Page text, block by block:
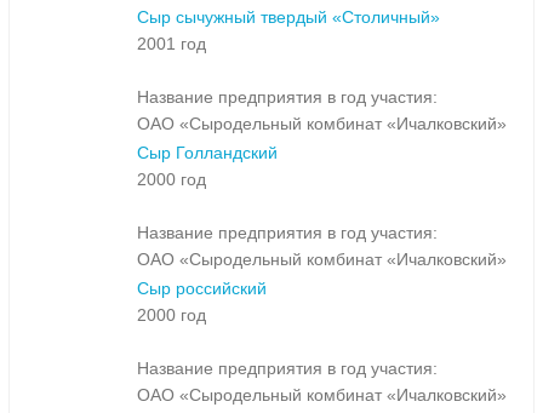
Сыр сычужный твердый «Столичный»
2001 год
Название предприятия в год участия:
ОАО «Сыродельный комбинат «Ичалковский»
Сыр Голландский
2000 год
Название предприятия в год участия:
ОАО «Сыродельный комбинат «Ичалковский»
Сыр российский
2000 год
Название предприятия в год участия:
ОАО «Сыродельный комбинат «Ичалковский»